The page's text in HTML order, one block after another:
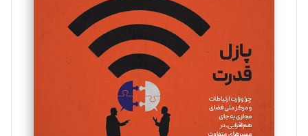
یسنا امان‌پور
تحریریه
ملینا جعفری